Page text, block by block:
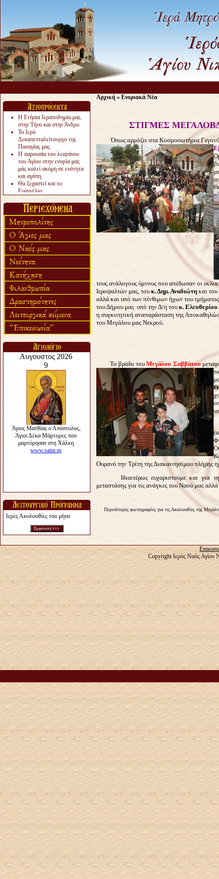
Η Ετήσια Ιεραποδημία μας
στην Τήνο και στην Άνδρο.
Το Ιερό
Δεκαπενταλείτουργο της
Παναγίας μας.
Η παρουσία του λειψάνου
του Αγίου στην ενορία μας
μάς καλεί ακόμη σε ενότητα
και αγάπη.
Θα ξεχαστεί και το
Ευαγγέλιο;
«πολύ αργά».
Ζητείται....
Ιερές Ακολουθίες του μήνα
Αρχική » Ενοριακά Νέα
ΣΤΙΓΜΕΣ
Όπως αρμόζει στα Κοσμοσωτήρια
τους ανάλογους ύμνους που απέδωσαν οι
Ιεροψαλτών μας, του κ. Δημ. Αναδιώτη και του
αλλά και υπό των πένθιμων ήχων του
του Δήμου μας υπό την Δ/η του κ.
η συγκινητική αναπαράσταση της
του Μεγάλου μας Νεκρού.
Το βράδυ τουΜεγάλου Σαββάτου
Ουρανό την Τρίτη της Διακαινησίμου πλήρης
Ιδιαιτέρως ευχαριστούμε και για
μεταστάσης για τις ανάγκες του Ναού μας
Περισότερες φωτογραφίες για τις Ακολουθίες της
Copyright Ιερός Ναός Αγίου